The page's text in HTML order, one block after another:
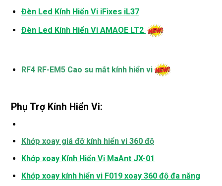
Đèn Led Kính Hiển Vi iFixes iL37
Đèn Led Kính Hiển Vi AMAOE LT2
RF4 RF-EM5 Cao su mắt kính hiển vi
Phụ Trợ Kính Hiển Vi:
Khớp xoay giá đỡ kính hiển vi 360 độ
Khớp xoay Kính Hiển Vi MaAnt JX-01
Khớp xoay kính hiển vi F019 xoay 360 độ đa năng